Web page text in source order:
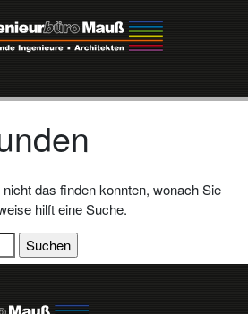
das finden konnten, wonach Sie
hilft eine Suche.